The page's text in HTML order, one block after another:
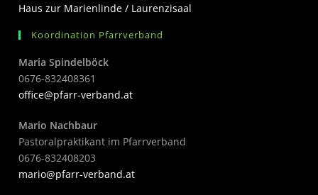
Haus zur Marienlinde / Laurenzisaal
Koordination Pfarrverband
Maria Spindelböck
0676-832408361
office@pfarr-verband.at
Mario Nachbaur
Pastoralpraktikant im Pfarrverband
0676-832408203
mario@pfarr-verband.at